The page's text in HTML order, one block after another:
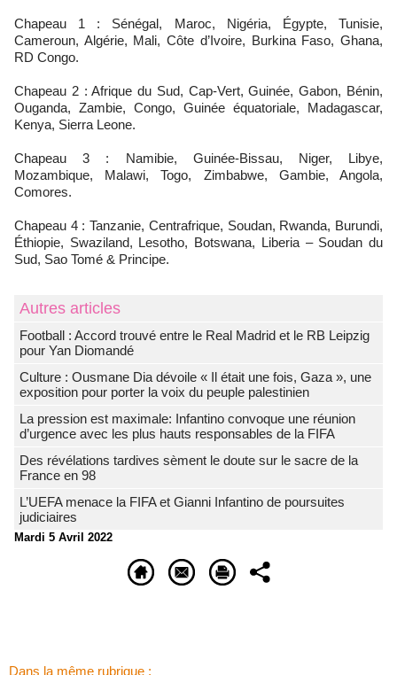
Chapeau 1 : Sénégal, Maroc, Nigéria, Égypte, Tunisie,
Cameroun, Algérie, Mali, Côte d’Ivoire, Burkina Faso, Ghana,
RD Congo.
Chapeau 2 : Afrique du Sud, Cap-Vert, Guinée, Gabon, Bénin,
Ouganda, Zambie, Congo, Guinée équatoriale, Madagascar,
Kenya, Sierra Leone.
Chapeau 3 : Namibie, Guinée-Bissau, Niger, Libye,
Mozambique, Malawi, Togo, Zimbabwe, Gambie, Angola,
Comores.
Chapeau 4 : Tanzanie, Centrafrique, Soudan, Rwanda, Burundi,
Éthiopie, Swaziland, Lesotho, Botswana, Liberia – Soudan du
Sud, Sao Tomé & Principe.
Autres articles
Football : Accord trouvé entre le Real Madrid et le RB Leipzig
pour Yan Diomandé
Culture : Ousmane Dia dévoile « Il était une fois, Gaza », une
exposition pour porter la voix du peuple palestinien
La pression est maximale: Infantino convoque une réunion
d’urgence avec les plus hauts responsables de la FIFA
Des révélations tardives sèment le doute sur le sacre de la
France en 98
L’UEFA menace la FIFA et Gianni Infantino de poursuites
judiciaires
Mardi 5 Avril 2022
Dans la même rubrique :